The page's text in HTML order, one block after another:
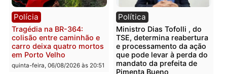
sexta-feira, 07/08/2026 às